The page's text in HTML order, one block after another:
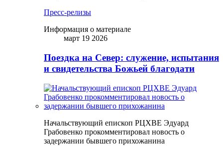
Пресс-релизы
Информация о материале
март 19 2026
Поездка на Север: служение, испытания
и свидетельства Божьей благодати
Начальствующий епископ РЦХВЕ Эдуард
Грабовенко прокомментировал новость о
задержании бывшего прихожанина